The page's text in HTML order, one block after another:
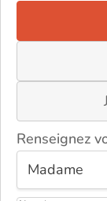
Renseignez